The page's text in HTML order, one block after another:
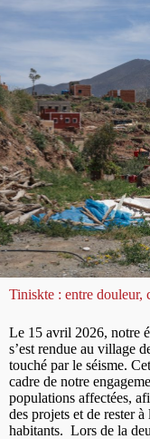
Tiniskte : entre douleur,
Le 15 avril 2026, notre
s’est rendue au village
touché par le séisme.
cadre de notre
populations affectées,
des projets et de rester à
habitants. Lors de la